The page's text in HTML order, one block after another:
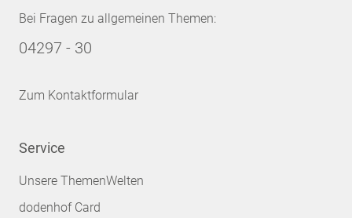
Bei Fragen zu allgemeinen Themen:
04297 - 30
Zum Kontaktformular
Service
Unsere ThemenWelten
dodenhof Card